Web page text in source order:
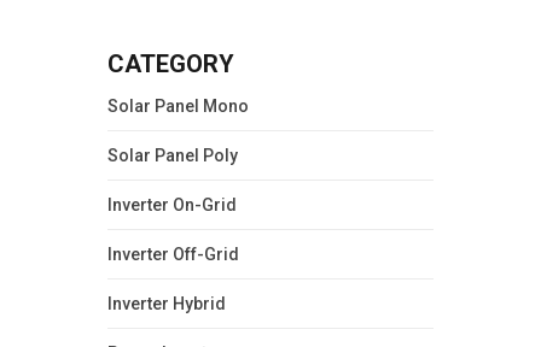
CATEGORY
Solar Panel Mono
Solar Panel Poly
Inverter On-Grid
Inverter Off-Grid
Inverter Hybrid